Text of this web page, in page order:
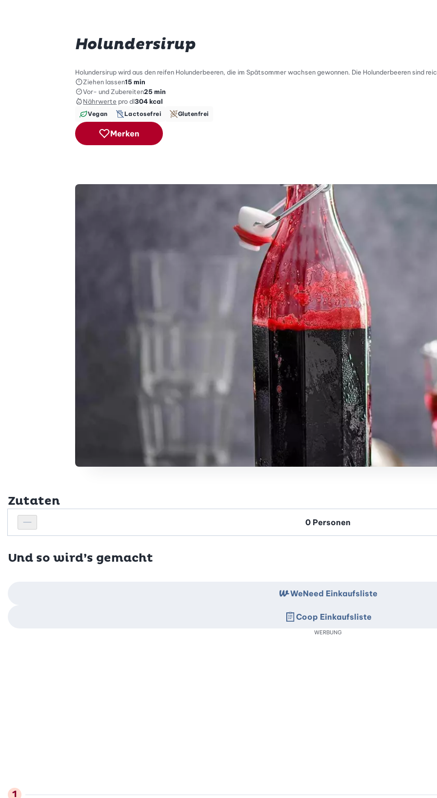
Holundersirup
Holundersirup wird aus den reifen Holunderbeeren, die im Spätsommer wachsen gewonnen. Die Holunderbeeren sind
Ziehen lassen15 min
Vor- und Zubereiten25 min
Nährwerte pro dl304 kcal
Vegan Lactosefrei Glutenfrei
Merken
Zutaten
Personenanzahl verringern
Personenanzahl
Und so wird’s gemacht
WeNeed Einkaufsliste
Coop Einkaufsliste
WERBUNG